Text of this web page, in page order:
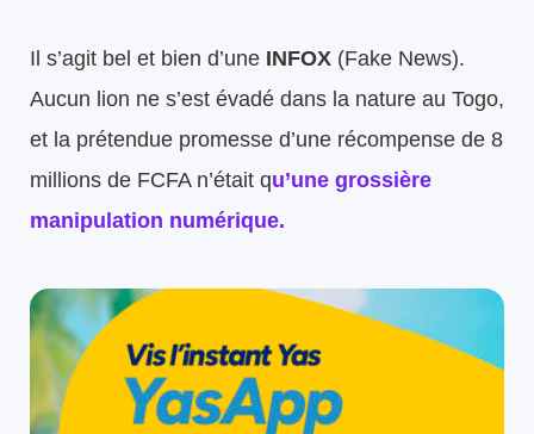
Il s’agit bel et bien d’une INFOX (Fake News).
Aucun lion ne s’est évadé dans la nature au Togo,
et la prétendue promesse d’une récompense de 8
millions de FCFA n’était qu’une grossière
manipulation numérique.